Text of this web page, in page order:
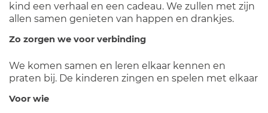
kind een verhaal en een cadeau. We zullen met zijn
allen samen genieten van happen en drankjes.
Zo zorgen we voor verbinding
We komen samen en leren elkaar kennen en
praten bij. De kinderen zingen en spelen met elkaar
Voor wie